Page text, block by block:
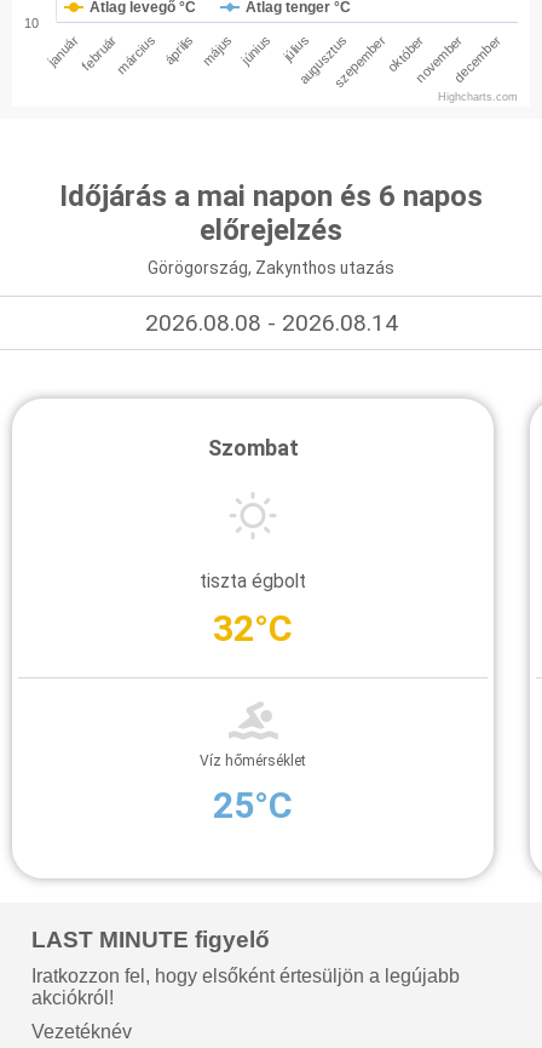
Átlag levegő °C Átlag tenger °C
januárfebruármárcius április május június júliusaugusztusszepemberoktóbernovemberdecember
10
Highcharts.com
Időjárás a mai napon és 6 napos
előrejelzés
Görögország, Zakynthos utazás
2026.08.08 - 2026.08.14
Szombat
tiszta égbolt
32°C
Víz hőmérséklet
25°C
LAST MINUTE figyelő
Iratkozzon fel, hogy elsőként értesüljön a legújabb
akciókról!
Vezetéknév